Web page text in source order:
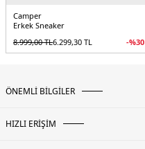
Camper
Erkek Sneaker
8.999,00TL6.299,30 TL -%30
ÖNEMLİ BİLGİLER
HIZLI ERİŞİM